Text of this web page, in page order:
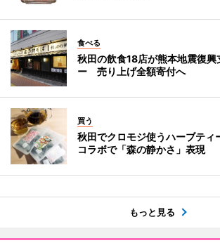
食べる
秋田の飲食18店が熊本地震復興
ー 売り上げ全額寄付へ
買う
秋田でクロモジ使うハーブテ
コラボで「森の静かさ」表現
もっと見る